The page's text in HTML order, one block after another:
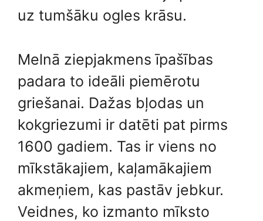
uz tumšāku ogles krāsu.
Melnā ziepjakmens īpašības
padara to ideāli piemērotu
griešanai. Dažas bļodas un
kokgriezumi ir datēti pat pirms
1600 gadiem. Tas ir viens no
mīkstākajiem, kaļamākajiem
akmeņiem, kas pastāv jebkur.
Veidnes, ko izmanto mīksto